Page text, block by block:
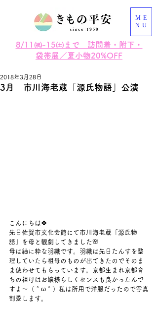
8/11㈷-15㈯まで 訪問着・附下・
袋帯展／夏小物20%OFF
ME
NU
3月 市川海老蔵「源氏物語」公演
2018年3月28日
こんにちは🍀
先日佐賀市文化会館にて市川海老蔵「源氏物
語」を母と観劇してきました🌸
母は紬に粋な羽織です。羽織は先日たんすを整
理していたら祖母のものが出てきたのでそのま
ま使わせてもらっています。京都生まれ京都育
ちの祖母はお嬢様らしくセンスも良かったんで
すよ～（＾ω＾）私は所用で洋服だったので写真
割愛します。